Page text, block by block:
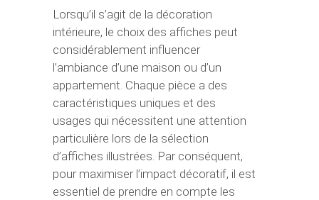
Lorsqu’il s’agit de la décoration
intérieure, le choix des affiches peut
considérablement influencer
l’ambiance d’une maison ou d’un
appartement. Chaque pièce a des
caractéristiques uniques et des
usages qui nécessitent une attention
particulière lors de la sélection
d’affiches illustrées. Par conséquent,
pour maximiser l’impact décoratif, il est
essentiel de prendre en compte les